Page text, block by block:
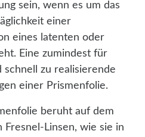
sein, wenn es um das
einer
eines latenten oder
Eine zumindest für
zu realisierende
einer Prismenfolie.
beruht auf dem
Fresnel-Linsen, wie sie in